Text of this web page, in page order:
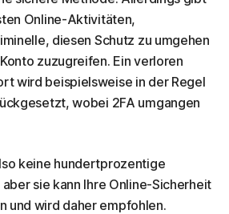
Online-Aktivitäten,
diesen Schutz zu umgehen
zuzugreifen. Ein verloren
wird beispielsweise in der Regel
wobei 2FA umgangen
keine hundertprozentige
sie kann Ihre Online-Sicherheit
und wird daher empfohlen.